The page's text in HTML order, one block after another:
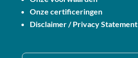
Onze certificeringen
Disclaimer / Privacy Statement